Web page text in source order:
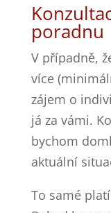
poradnu
V případně,
více
zájem o
já za vámi.
bychom
aktuální
To samé